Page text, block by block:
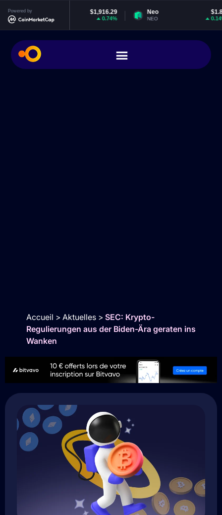
Powered by
Ethereum $1,916.29
ETH
Neo
NEO
Accueil > Aktuelles> SEC: Krypto-
Regulierungen aus der Biden-Ära geraten ins
Wanken